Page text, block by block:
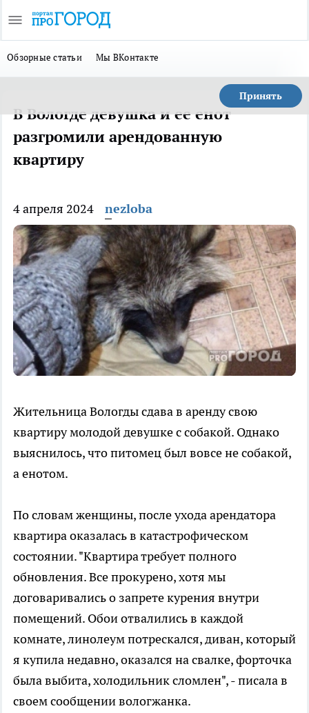
Обзорные статьи Мы ВКонтакте
Принять
В Вологде девушка и ее енот
разгромили арендованную
квартиру
4 апреля 2024 nezloba
Жительница Вологды сдава в аренду свою
квартиру молодой девушке с собакой. Однако
выяснилось, что питомец был вовсе не собакой,
а енотом.
По словам женщины, после ухода арендатора
квартира оказалась в катастрофическом
состоянии. "Квартира требует полного
обновления. Все прокурено, хотя мы
договаривались о запрете курения внутри
помещений. Обои отвалились в каждой
комнате, линолеум потрескался, диван, который
я купила недавно, оказался на свалке, форточка
была выбита, холодильник сломлен", - писала в
своем сообщении вологжанка.